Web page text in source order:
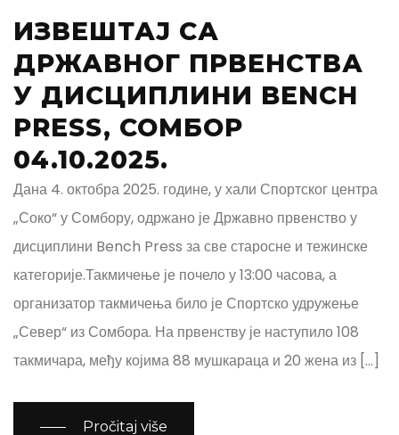
ИЗВЕШТАЈ СА
ДРЖАВНОГ ПРВЕНСТВА
У ДИСЦИПЛИНИ BENCH
PRESS, СОМБОР
04.10.2025.
Дана 4. октобра 2025. године, у хали Спортског центра
„Соко“ у Сомбору, одржано је Државно првенство у
дисциплини Bench Press за све старосне и тежинске
категорије.Такмичење је почело у 13:00 часова, а
организатор такмичења било је Спортско удружење
„Север“ из Сомбора. На првенству је наступило 108
такмичара, међу којима 88 мушкараца и 20 жена из […]
Pročitaj više